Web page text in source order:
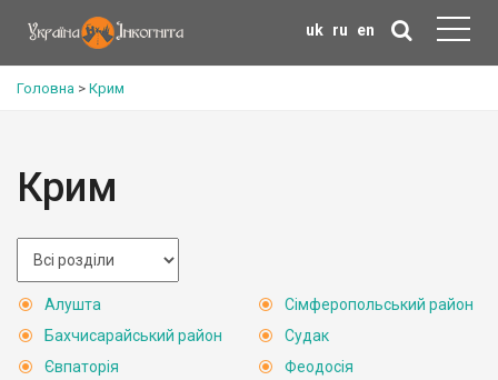
uk ru en
Головна > Крим
Крим
Алушта
Бахчисарайський район
Євпаторія
Сімферопольський район
Судак
Феодосія